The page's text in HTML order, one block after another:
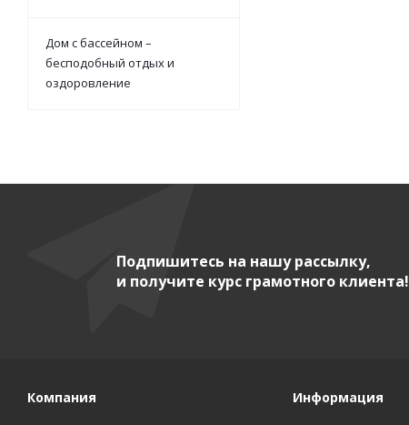
Дом с бассейном –
бесподобный отдых и
оздоровление
Подпишитесь на нашу рассылку,
и получите курс грамотного клиента!
Компания Информация